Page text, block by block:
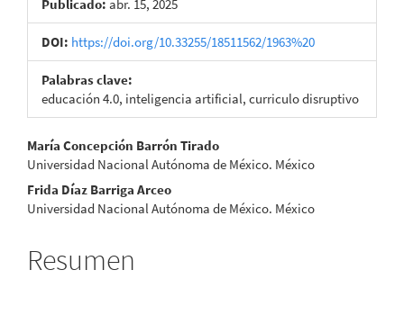
Publicado: abr. 15, 2025
DOI: https://doi.org/10.33255/18511562/1963%20
Palabras clave:
educación 4.0, inteligencia artificial, curriculo disruptivo
Contenido
principal
del
artículo
María Concepción Barrón Tirado
Universidad Nacional Autónoma de México. México
Frida Díaz Barriga Arceo
Universidad Nacional Autónoma de México. México
Resumen